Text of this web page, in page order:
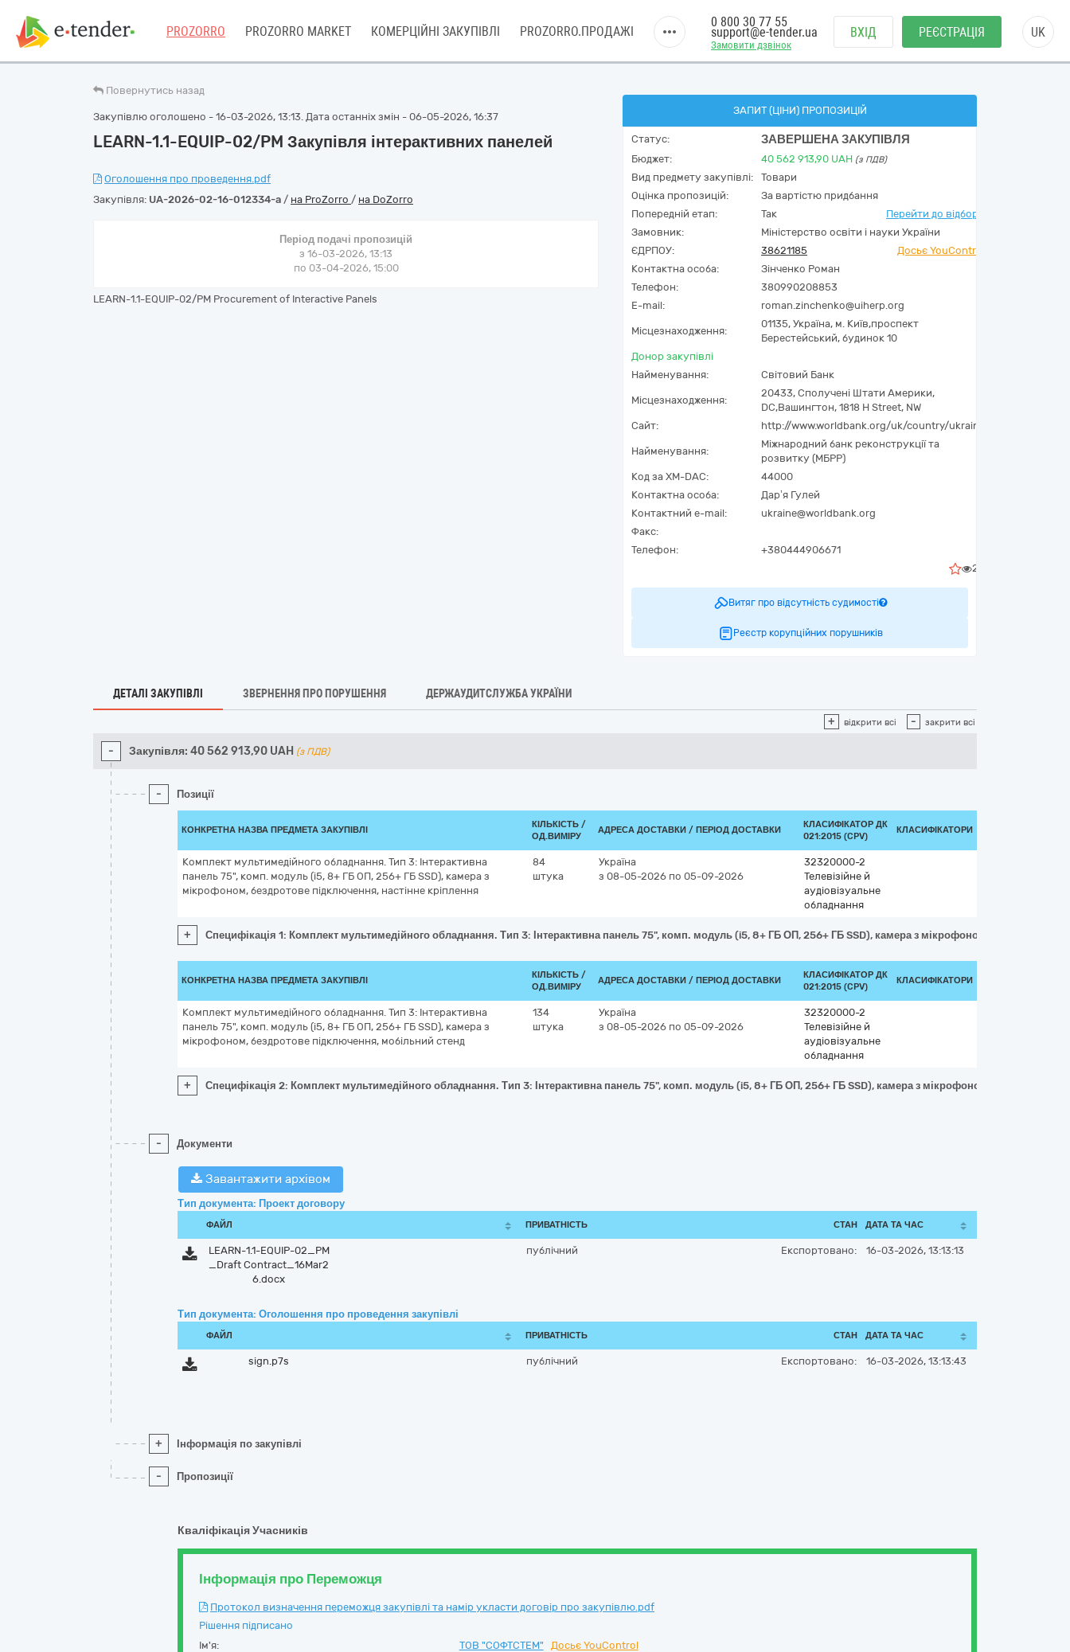
PROZORRO PROZORRO MARKET КОМЕРЦІЙНІ ЗАКУПІВЛІ PROZORRO.ПРОДАЖІ
Замовити дзвінок
0 800 30 77 55
support@e-tender.ua ВХІД РЕЄСТРАЦІЯ UK
Повернутись назад
Закупівлю оголошено - 16-03-2026, 13:13. Дата останніх змін - 06-05-2026, 16:37
LEARN-1.1-EQUIP-02/PM Закупівля інтерактивних панелей
Оголошення про проведення.pdf
Закупівля: UA-2026-02-16-012334-a / на ProZorro / на DoZorro
Період подачі пропозицій
з 16-03-2026, 13:13
по 03-04-2026, 15:00
LEARN-1.1-EQUIP-02/PM Procurement of Interactive Panels
ЗАПИТ (ЦІНИ) ПРОПОЗИЦІЙ
Статус: ЗАВЕРШЕНА ЗАКУПІВЛЯ
Бюджет: 40 562 913,90 UAH (з ПДВ)
Вид предмету закупівлі:
Товари
Оцінка пропозицій:
За вартістю придбання
Попередній етап:
Так
Перейти до відбору
Замовник:
Міністерство освіти і науки України
ЄДРПОУ:
38621185
Досьє YouControl
Контактна особа:
Зінченко Роман
Телефон:
380990208853
E-mail:
roman.zinchenko@uiherp.org
Місцезнаходження:
01135, Україна, м. Київ,проспект
Берестейський, будинок 10
Донор закупівлі
Найменування:
Світовий Банк
Місцезнаходження:
20433, Сполучені Штати Америки,
DC,Вашингтон, 1818 H Street, NW
Сайт:
http://www.worldbank.org/uk/country/ukraine
Найменування:
Міжнародний банк реконструкції та
розвитку (МБРР)
Код за XM-DAC:
44000
Контактна особа:
Дар’я Гулей
Контактний e-mail:
ukraine@worldbank.org
Факс:
Телефон:
+380444906671
25
Витяг про відсутність судимості
Реєстр корупційних порушників
ДЕТАЛІ ЗАКУПІВЛІ ЗВЕРНЕННЯ ПРО ПОРУШЕННЯ ДЕРЖАУДИТСЛУЖБА УКРАЇНИ
+ відкрити всі - закрити всі
- Закупівля: 40 562 913,90 UAH (з ПДВ)
- Позиції
КОНКРЕТНА НАЗВА ПРЕДМЕТА ЗАКУПІВЛІ
КІЛЬКІСТЬ /
ОД.ВИМІРУ
АДРЕСА ДОСТАВКИ / ПЕРІОД ДОСТАВКИ
КЛАСИФІКАТОР ДК
021:2015 (CPV)
КЛАСИФІКАТОРИ
Комплект мультимедійного обладнання. Тип 3: Інтерактивна
панель 75", комп. модуль (i5, 8+ ГБ ОП, 256+ ГБ SSD), камера з
мікрофоном, бездротове підключення, настінне кріплення
84
штука
Україна
з 08-05-2026 по 05-09-2026
32320000-2
Телевізійне й
аудіовізуальне
обладнання
+ Специфікація 1: Комплект мультимедійного обладнання. Тип 3: Інтерактивна панель 75", комп. модуль (i5, 8+ ГБ ОП, 256+ ГБ SSD), камера з мікрофоном, бездротове
КОНКРЕТНА НАЗВА ПРЕДМЕТА ЗАКУПІВЛІ
КІЛЬКІСТЬ /
ОД.ВИМІРУ
АДРЕСА ДОСТАВКИ / ПЕРІОД ДОСТАВКИ
КЛАСИФІКАТОР ДК
021:2015 (CPV)
КЛАСИФІКАТОРИ
Комплект мультимедійного обладнання. Тип 3: Інтерактивна
панель 75", комп. модуль (i5, 8+ ГБ ОП, 256+ ГБ SSD), камера з
мікрофоном, бездротове підключення, мобільний стенд
134
штука
Україна
з 08-05-2026 по 05-09-2026
32320000-2
Телевізійне й
аудіовізуальне
обладнання
+ Специфікація 2: Комплект мультимедійного обладнання. Тип 3: Інтерактивна панель 75", комп. модуль (i5, 8+ ГБ ОП, 256+ ГБ SSD), камера з мікрофоном, бездротове
- Документи
Завантажити архівом
Тип документа: Проект договору
ФАЙЛ ПРИВАТНІСТЬ СТАН ДАТА ТА ЧАС
LEARN-1.1-EQUIP-02_PM
_Draft Contract_16Mar2
6.docx
публічний Експортовано: 16-03-2026, 13:13:13
Тип документа: Оголошення про проведення закупівлі
ФАЙЛ ПРИВАТНІСТЬ СТАН ДАТА ТА ЧАС
sign.p7s публічний Експортовано: 16-03-2026, 13:13:43
+ Інформація по закупівлі
- Пропозиції
Кваліфікація Учасників
Інформація про Переможця
Протокол визначення переможця закупівлі та намір укласти договір про закупівлю.pdf
Рішення підписано
Ім'я:
ТОВ "СОФТСТЕМ"
Досьє YouControl